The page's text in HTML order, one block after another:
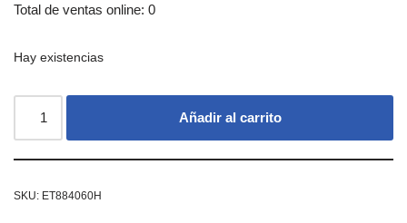
Total de ventas online: 0
Hay existencias
Añadir al carrito
SKU: ET884060H